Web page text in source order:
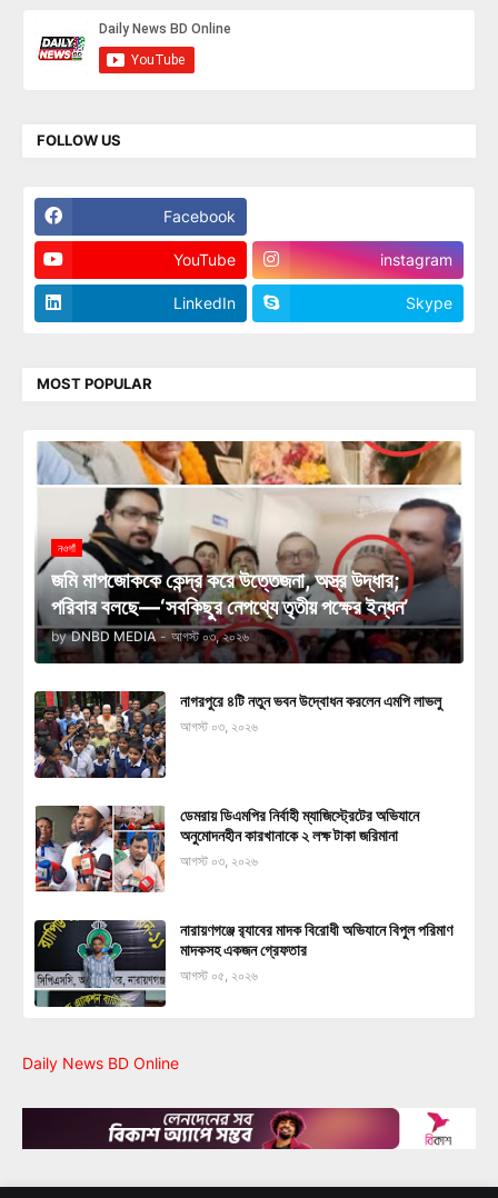
FOLLOW US
Facebook
YouTube instagram
LinkedIn Skype
MOST POPULAR
নওগাঁ
জমি মাপজোককে কেন্দ্র করে উত্তেজনা, অস্ত্র উদ্ধার;
পরিবার বলছে—‘সবকিছুর নেপথ্যে তৃতীয় পক্ষের ইন্ধন’
by DNBD MEDIA - আগস্ট ০৩, ২০২৬
নাগরপুরে ৪টি নতুন ভবন উদ্বোধন করলেন এমপি লাভলু
আগস্ট ০৩, ২০২৬
ডেমরায় ডিএমপির নির্বাহী ম্যাজিস্ট্রেটের অভিযানে
অনুমোদনহীন কারখানাকে ২ লক্ষ টাকা জরিমানা
আগস্ট ০৩, ২০২৬
নারায়ণগঞ্জে র‍্যাবের মাদক বিরোধী অভিযানে বিপুল পরিমাণ
মাদকসহ একজন গ্রেফতার
আগস্ট ০৫, ২০২৬
Daily News BD Online